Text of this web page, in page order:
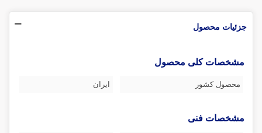
جزئیات محصول
مشخصات کلی محصول
محصول کشور ایران
مشخصات فنی